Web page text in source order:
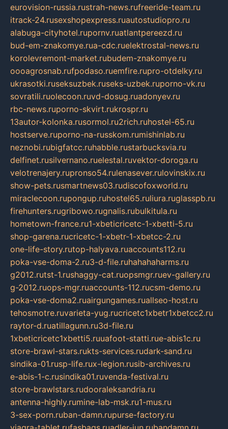
eurovision-russia.rustrah-news.rufreeride-team.ru
itrack-24.rusexshopexpress.ruautostudiopro.ru
alabuga-cityhotel.rupornv.ruatlantpereezd.ru
bud-em-znakomye.rua-cdc.ruelektrostal-news.ru
korolevremont-market.rubudem-znakomye.ru
oooagrosnab.rufpodaso.ruemfire.rupro-otdelky.ru
ukrasotki.ruseksuzbek.ruseks-uzbek.ruporno-vk.ru
sovratili.ruolecoon.ruvd-dosug.ruadonyev.ru
rbc-news.ruporno-skvirt.rukrospr.ru
13autor-kolonka.rusormol.ru2rich.ruhostel-65.ru
hostserve.ruporno-na-russkom.rumishinlab.ru
neznobi.rubigfatcc.ruhabble.rustarbucksvia.ru
delfinet.rusilvernano.ruelestal.ruvektor-doroga.ru
velotrenajery.rupronso54.rulenasever.rulovinskix.ru
show-pets.rusmartnews03.rudiscofoxworld.ru
miraclecoon.rupongup.ruhostel65.ruliura.ruglasspb.ru
firehunters.rugribowo.rugnalis.rubulkitula.ru
hometown-france.ru1-xbeticricetc-1-xbetti-5.ru
shop-garena.rucricetc-1-xbetr-1-xbetcc-2.ru
one-life-story.rutop-halyava.ruaccounts112.ru
poka-vse-doma-2.ru3-d-file.ruhahahaharms.ru
g2012.rutst-1.rushaggy-cat.ruopsmgr.ruev-gallery.ru
g-2012.ruops-mgr.ruaccounts-112.rucsm-demo.ru
poka-vse-doma2.ruairgungames.ruallseo-host.ru
tehosmotre.ruvarieta-yug.rucricetc1xbetr1xbetcc2.ru
raytor-d.ruatillagunn.ru3d-file.ru
1xbeticricetc1xbetti5.ruuafoot-statti.rue-abis1c.ru
store-brawl-stars.rukts-services.rudark-sand.ru
sindika-01.rusp-life.rux-legion.rusib-archives.ru
e-abis-1-c.rusindika01.ruvenda-festival.ru
store-brawlstars.rudooraleksandria.ru
antenna-highly.rumine-lab-msk.ru1-mus.ru
3-sex-porn.ruban-damn.rupurse-factory.ru